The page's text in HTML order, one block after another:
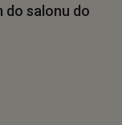
do salonu do